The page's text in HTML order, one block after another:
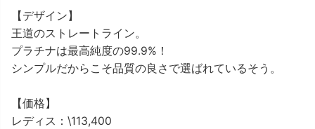
【デザイン】
王道のストレートライン。
プラチナは最高純度の99.9%！
シンプルだからこそ品質の良さで選ばれているそう。
【価格】
レディス：\113,400